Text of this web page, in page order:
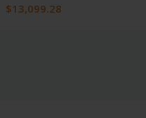
$13,099.28